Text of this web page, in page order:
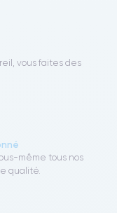
vous faites des
même tous nos
qualité.